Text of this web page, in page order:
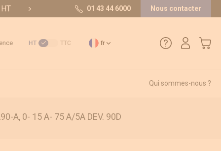
10/10 sur 36 avis
01 43 44 6000 Nous contacter
Comment créer un compte ?
Mon
HT TTC fr
Qui sommes-nous ?
A, 0- 15 A- 75 A/5A DEV. 90D